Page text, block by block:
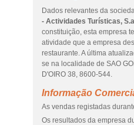
Dados relevantes da
- Actividades Turísticas,
constituição, esta empresa
atividade que a empresa
restaurante. A última
se na localidade de SAO
D'OIRO 38, 8600-544.
Informação
As vendas registadas
Os resultados da empresa